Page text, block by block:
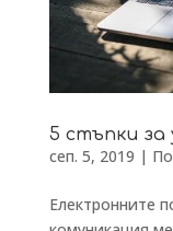
5 стъпки
сеп. 5, 2019 |
Електронните